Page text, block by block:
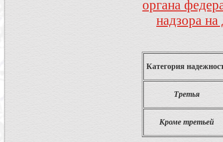
органа
надзора
Категория
Третья
Кроме третьей